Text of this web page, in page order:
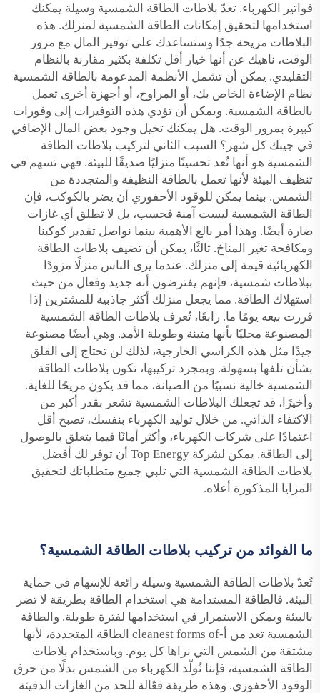
فواتير الكهرباء. تعدّ بلاطات الطاقة الشمسية وسيلة يمكنك
استخدامها لتحقيق إمكانات الطاقة الشمسية لمنزلك. هذه
البلاطات مريحة جدًا وستساعدك على توفير المال مع مرور
الوقت، ناهيك عن أنها خيار أقل تكلفة بكثير مقارنة بالنظام
التقليدي. يمكن أن تشمل الأنظمة المدعومة بالطاقة الشمسية
نظام الإضاءة الخاص بك، أو المراوح، أو أجهزة أخرى تعمل
بالطاقة الشمسية. ويمكن أن تؤدي هذه التوفيرات إلى وفورات
كبيرة بمرور الوقت. هل يمكنك تخيل وجود بعض المال الإضافي
في جيبك كل شهر؟ السبب الثاني لتركيب بلاطات الطاقة
الشمسية هو أنها تُعد تحسينًا منزليًا صديقًا للبيئة. فهي تسهم في
تنظيف البيئة لأنها تعمل بالطاقة النظيفة والمتجددة من
الشمس. بينما يمكن للوقود الأحفوري أن يضر بالكوكب، فإن
الطاقة الشمسية ليست آمنة فحسب، بل لا تطلق أي غازات
ضارة أيضًا. وهذا أمر بالغ الأهمية بينما نواصل تقدير كوكبنا
ومكافحة تغير المناخ. ثالثًا، يمكن أن تضيف بلاطات الطاقة
الكهربائية قيمة إلى منزلك. عندما يرى الناس منزلًا مزودًا
ببلاطات شمسية، فإنهم يفترضون أنه جديد وفعال من حيث
استهلاك الطاقة. مما يجعل منزلك أكثر جاذبية للمشترين إذا
قررت بيعه يومًا ما. رابعًا، تُعرف بلاطات الطاقة الشمسية
المصنوعة محليًا بأنها متينة وطويلة الأمد. وهي أيضًا مصنوعة
جيدًا مثل هذه الكراسي الخارجية، لذلك لن تحتاج إلى القلق
بشأن تلفها بسهولة. وبمجرد تركيبها، تكون بلاطات الطاقة
الشمسية خالية نسبيًا من الصيانة، مما قد يكون مريحًا للغاية.
وأخيرًا، قد تجعلك البلاطات الشمسية تشعر بقدر أكبر من
الاكتفاء الذاتي. من خلال توليد الكهرباء بنفسك، تصبح أقل
اعتمادًا على شركات الكهرباء، وأكثر أمانًا فيما يتعلق بالوصول
إلى الطاقة. يمكن لشركة Top Energy أن توفر لك أفضل
بلاطات الطاقة الشمسية التي تلبي جميع متطلباتك لتحقيق
المزايا المذكورة أعلاه.
ما الفوائد من تركيب بلاطات الطاقة الشمسية؟
تُعدّ بلاطات الطاقة الشمسية وسيلة رائعة للإسهام في حماية
البيئة. فالطاقة المستدامة هي استخدام الطاقة بطريقة لا تضر
بالبيئة ويمكن الاستمرار في استخدامها لفترة طويلة. والطاقة
الشمسية تعد من أ-cleanest forms of الطاقة المتجددة، لأنها
مشتقة من الشمس التي نراها كل يوم. وباستخدام بلاطات
الطاقة الشمسية، فإننا نُولّد الكهرباء من الشمس بدلًا من حرق
الوقود الأحفوري. وهذه طريقة فعّالة للحد من الغازات الدفيئة